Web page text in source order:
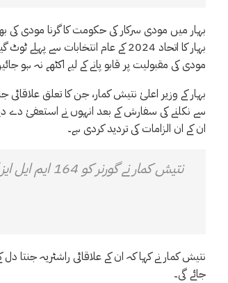
بہار میں مودی سرکار کی حکومت کا گرنا مودی کی
بہار کا اتحاد 2024 کے عام
مودی کی مقبولیت پر قابو پانے کے لیے اکٹھے نہ ہو
بہار کے وزیر اعلیٰ نتیش کمار، جن کا تعلق علاقائی
سے نکلنے کی سفارش کے بعد انہوں نے استعفیٰ دے
ان کے ان الزامات کی تردید کردی ہے۔
نتیش کمار نے گورنر کو 164 ایم ایل ایز کی حمایت کے ساتھ نئی حکومت بنانے کا دعویٰ پیش کیا
نتیش کمار نے کہا کہ ان کے علاقائی راشٹریہ
جائے گی۔